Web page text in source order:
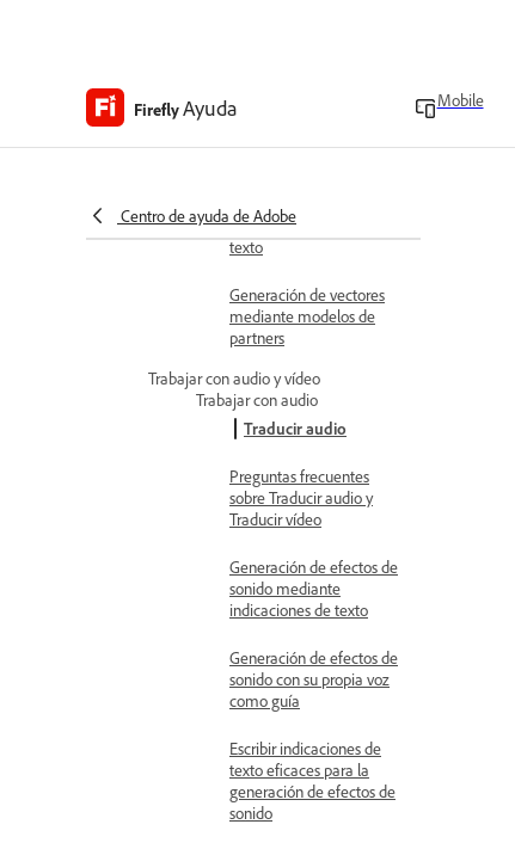
FireflyAyuda Mobile
Centro de ayuda de Adobe
imágenes
Generar vectores
mediante indicaciones de
texto
Generación de vectores
mediante modelos de
partners
Trabajar con audio y vídeo
Trabajar con audio
Traducir audio
Preguntas frecuentes
sobre Traducir audio y
Traducir vídeo
Generación de efectos de
sonido mediante
indicaciones de texto
Generación de efectos de
sonido con su propia voz
como guía
Escribir indicaciones de
texto eficaces para la
generación de efectos de
sonido